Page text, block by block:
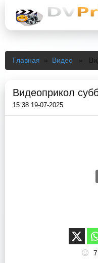
Главная » Видео »
Видеоприкол
15:38 19-07-2025